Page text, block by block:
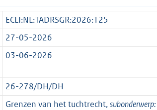
ECLI:NL:TADRSGR:2026:125
27-05-2026
03-06-2026
26-278/DH/DH
Grenzen van het tuchtrecht,subonderwerp: